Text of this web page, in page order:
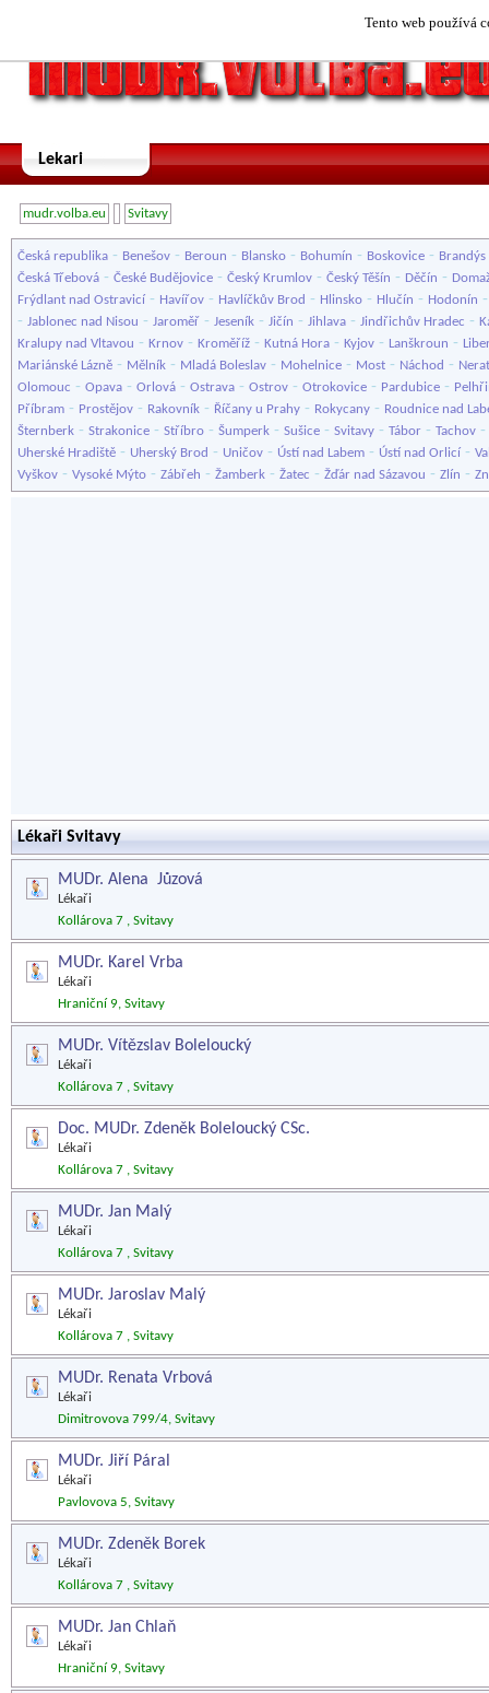
Tento web používá
Lekari
mudr.volba.eu Svitavy
Česká republika - Benešov - Beroun - Blansko - Bohumín - Boskovice - Brandýs
Česká Třebová - České Budějovice - Český Krumlov - Český Těšín - Děčín -
Frýdlant nad Ostravicí - Havířov - Havlíčkův Brod - Hlinsko - Hlučín - Hodonín
- Jablonec nad Nisou - Jaroměř - Jeseník - Jičín - Jihlava - Jindřichův Hradec -
Kralupy nad Vltavou - Krnov - Kroměříž - Kutná Hora - Kyjov - Lanškroun -
Mariánské Lázně - Mělník - Mladá Boleslav - Mohelnice - Most - Náchod -
Olomouc - Opava - Orlová - Ostrava - Ostrov - Otrokovice - Pardubice -
Příbram - Prostějov - Rakovník - Říčany u Prahy - Rokycany - Roudnice nad
Šternberk - Strakonice - Stříbro - Šumperk - Sušice - Svitavy - Tábor - Tachov -
Uherské Hradiště - Uherský Brod - Uničov - Ústí nad Labem - Ústí nad Orlicí -
Vyškov - Vysoké Mýto - Zábřeh - Žamberk - Žatec - Žďár nad Sázavou - Zlín -
Lékaři Svitavy
MUDr. Alena Jůzová
Lékaři
Kollárova 7 , Svitavy
MUDr. Karel Vrba
Lékaři
Hraniční 9, Svitavy
MUDr. Vítězslav Boleloucký
Lékaři
Kollárova 7 , Svitavy
Doc. MUDr. Zdeněk Boleloucký CSc.
Lékaři
Kollárova 7 , Svitavy
MUDr. Jan Malý
Lékaři
Kollárova 7 , Svitavy
MUDr. Jaroslav Malý
Lékaři
Kollárova 7 , Svitavy
MUDr. Renata Vrbová
Lékaři
Dimitrovova 799/4, Svitavy
MUDr. Jiří Páral
Lékaři
Pavlovova 5, Svitavy
MUDr. Zdeněk Borek
Lékaři
Kollárova 7 , Svitavy
MUDr. Jan Chlaň
Lékaři
Hraniční 9, Svitavy